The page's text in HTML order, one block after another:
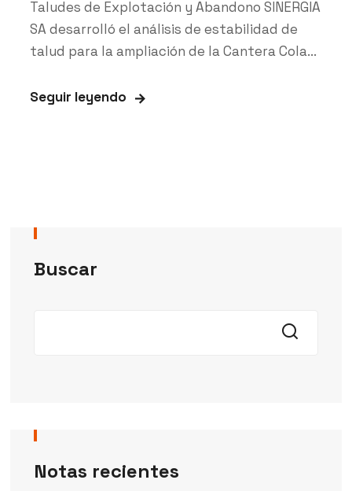
Taludes de Explotación y Abandono SINERGIA
SA desarrolló el análisis de estabilidad de
talud para la ampliación de la Cantera Cola...
Seguir leyendo
Buscar
Notas recientes